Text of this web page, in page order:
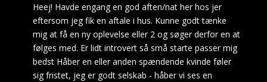
Heej! Havde engang en god aften/nat her hos jer
eftersom jeg fik en aftale i hus. Kunne godt tænke
mig at få en ny oplevelse eller 2 og søger derfor en at
følges med. Er lidt introvert så små starte passer mig
bedst Håber en eller anden spændende kvinde føler
sig fristet, jeg er godt selskab - håber vi ses en